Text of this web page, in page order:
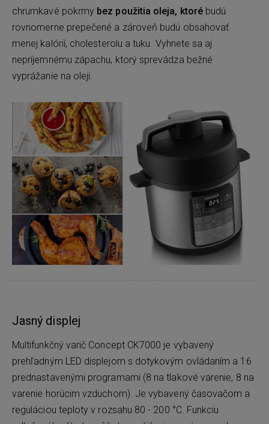
chrumkavé pokrmy bez použitia oleja, ktorébudú
rovnomerne prepečené a zároveň budú obsahovať
menej kalórií, cholesterolu a tuku. Vyhnete sa aj
nepríjemnému zápachu, ktorý sprevádza bežné
vyprážanie na oleji.
Jasný displej
Multifunkčný varič Concept CK7000 je vybavený
prehľadným LED displejom s dotykovým ovládaním a 16
prednastavenými programami (8 na tlakové varenie, 8 na
varenie horúcim vzduchom). Je vybavený časovačom a
reguláciou teploty v rozsahu 80 - 200 °C. Funkciu